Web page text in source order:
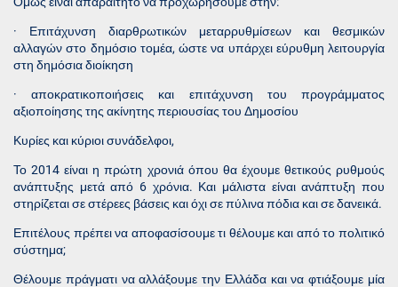
· Επιτάχυνση διαρθρωτικών μεταρρυθμίσεων και θεσμικών
αλλαγών στο δημόσιο τομέα, ώστε να υπάρχει εύρυθμη λειτουργία
στη δημόσια διοίκηση
· αποκρατικοποιήσεις και επιτάχυνση του προγράμματος
αξιοποίησης της ακίνητης περιουσίας του Δημοσίου
Κυρίες και κύριοι συνάδελφοι,
Το 2014 είναι η πρώτη χρονιά όπου θα έχουμε θετικούς ρυθμούς
ανάπτυξης μετά από 6 χρόνια. Και μάλιστα είναι ανάπτυξη που
στηρίζεται σε στέρεες βάσεις και όχι σε πύλινα πόδια και σε δανεικά.
Επιτέλους πρέπει να αποφασίσουμε τι θέλουμε και από το πολιτικό
σύστημα;
Θέλουμε πράγματι να αλλάξουμε την Ελλάδα και να φτιάξουμε μία